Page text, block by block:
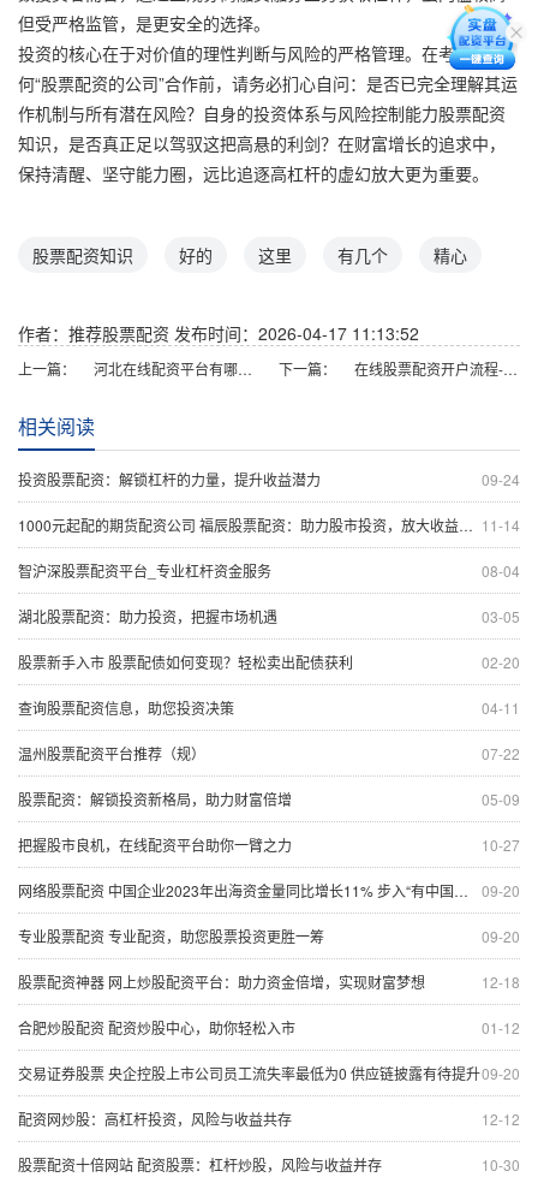
但受严格监管，是更安全的选择。
投资的核心在于对价值的理性判断与风险的严格管理。在考虑与任
何“股票配资的公司”合作前，请务必扪心自问：是否已完全理解其运
作机制与所有潜在风险？自身的投资体系与风险控制能力股票配资
知识，是否真正足以驾驭这把高悬的利剑？在财富增长的追求中，
保持清醒、坚守能力圈，远比追逐高杠杆的虚幻放大更为重要。
股票配资知识 好的 这里 有几个 精心
作者：推荐股票配资 发布时间：2026-04-17 11:13:52
上一篇： 河北在线配资平台有哪些？正规股票配资公司推荐 下一篇： 在线股票配资开户流程-安全低门槛，快速到账，正规平台
相关阅读
09-24
投资股票配资：解锁杠杆的力量，提升收益潜力
11-14
1000元起配的期货配资公司 福辰股票配资：助力股市投资，放大收益空间
08-04
智沪深股票配资平台_专业杠杆资金服务
03-05
湖北股票配资：助力投资，把握市场机遇
02-20
股票新手入市 股票配债如何变现？轻松卖出配债获利
04-11
查询股票配资信息，助您投资决策
07-22
温州股票配资平台推荐（规）
05-09
股票配资：解锁投资新格局，助力财富倍增
10-27
把握股市良机，在线配资平台助你一臂之力
09-20
网络股票配资 中国企业2023年出海资金量同比增长11% 步入“有中国根基的全球企业”的重资产模式
09-20
专业股票配资 专业配资，助您股票投资更胜一筹
12-18
股票配资神器 网上炒股配资平台：助力资金倍增，实现财富梦想
01-12
合肥炒股配资 配资炒股中心，助你轻松入市
09-20
交易证券股票 央企控股上市公司员工流失率最低为0 供应链披露有待提升
12-12
配资网炒股：高杠杆投资，风险与收益共存
10-30
股票配资十倍网站 配资股票：杠杆炒股，风险与收益并存